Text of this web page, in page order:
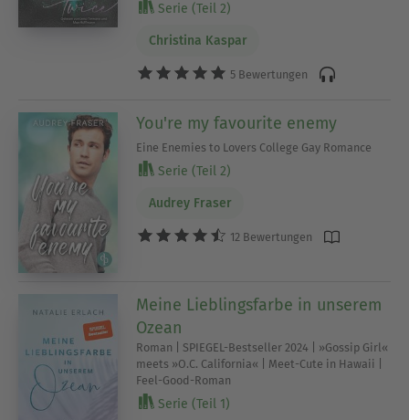
Serie (Teil 2)
Christina Kaspar
5 Bewertungen
You're my favourite enemy
Eine Enemies to Lovers College Gay Romance
Serie (Teil 2)
Audrey Fraser
12 Bewertungen
Meine Lieblingsfarbe in unserem
Ozean
Roman | SPIEGEL-Bestseller 2024 | »Gossip Girl«
meets »O.C. California« | Meet-Cute in Hawaii |
Feel-Good-Roman
Serie (Teil 1)